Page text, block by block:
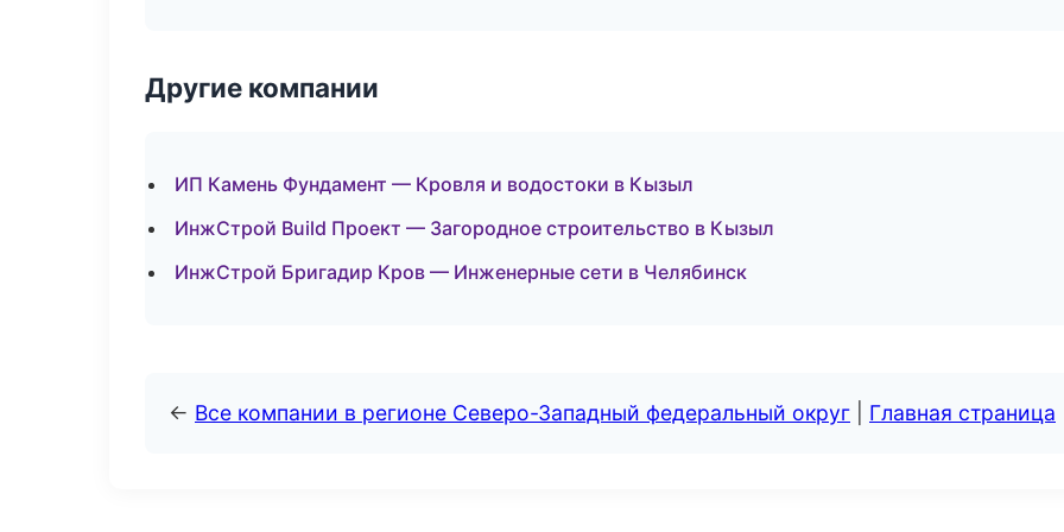
Другие компании
ИП Камень Фундамент — Кровля и водостоки в Кызыл
ИнжСтрой Build Проект — Загородное строительство в Кызыл
ИнжСтрой Бригадир Кров — Инженерные сети в Челябинск
← Все компании в регионе Северо-Западный федеральный округ Главная страница